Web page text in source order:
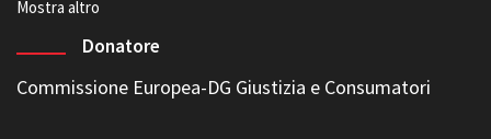
Donatore
Commissione Europea-DG Giustizia e Consumatori